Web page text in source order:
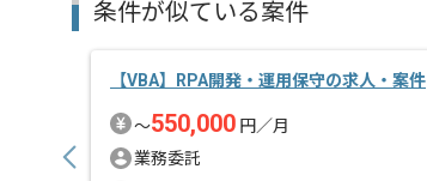
条件が似ている案件
【VBA】RPA開発・運用保守の求人・案件
〜550,000 円／月
業務委託